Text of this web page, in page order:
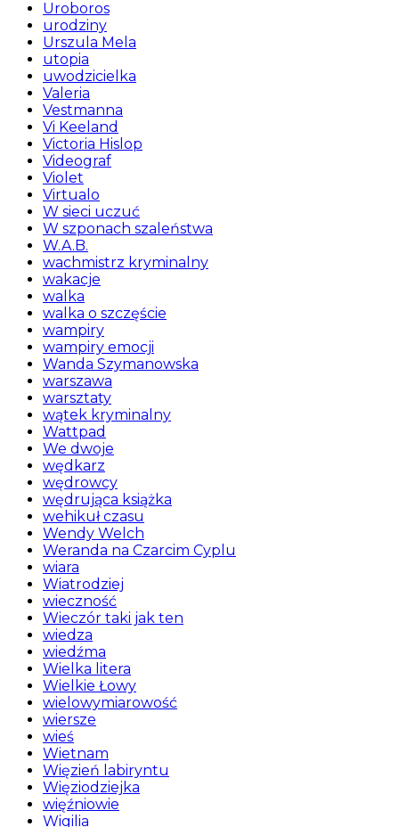
Uroboros
urodziny
Urszula Mela
utopia
uwodzicielka
Valeria
Vestmanna
Vi Keeland
Victoria Hislop
Videograf
Violet
Virtualo
W sieci uczuć
W szponach szaleństwa
W.A.B.
wachmistrz kryminalny
wakacje
walka
walka o szczęście
wampiry
wampiry emocji
Wanda Szymanowska
warszawa
warsztaty
wątek kryminalny
Wattpad
We dwoje
wędkarz
wędrowcy
wędrująca książka
wehikuł czasu
Wendy Welch
Weranda na Czarcim Cyplu
wiara
Wiatrodziej
wieczność
Wieczór taki jak ten
wiedza
wiedźma
Wielka litera
Wielkie Łowy
wielowymiarowość
wiersze
wieś
Wietnam
Więzień labiryntu
Więziodziejka
więźniowie
Wigilia